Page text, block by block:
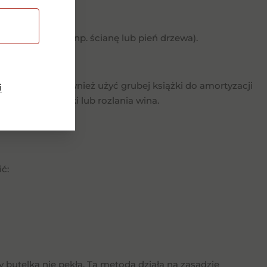
powierzchnię (np. ścianę lub pień drzewa).
Możesz również użyć grubej książki do amortyzacji
butelki lub rozlania wina.
nie pękła. Ta metoda działa na zasadzie